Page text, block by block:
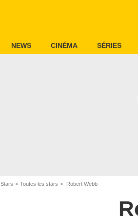
NEWS CINÉMA SÉRIES
Stars Toutes les stars Robert Webb